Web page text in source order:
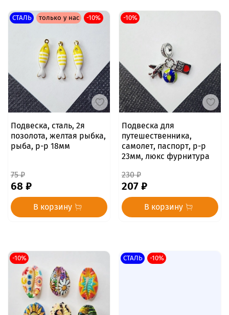
СТАЛЬ только у нас -10%
Подвеска, сталь, 2я
позолота, желтая рыбка,
рыба, р-р 18мм
75 ₽
68 ₽
В корзину
-10%
Подвеска для
путешественника,
самолет, паспорт, р-р
23мм, люкс фурнитура
230 ₽
207 ₽
В корзину
-10% СТАЛЬ -10%